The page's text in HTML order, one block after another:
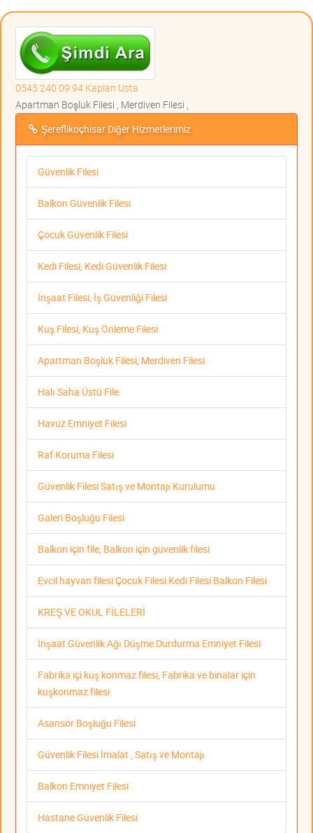
0545 240 09 94 Kaplan Usta
Apartman Boşluk Filesi , Merdiven Filesi ,
Şereflikoçhisar Diğer Hizmetlerimiz
Güvenlik Filesi
Balkon Güvenlik Filesi
Çocuk Güvenlik Filesi
Kedi Filesi, Kedi Güvenlik Filesi
İnşaat Filesi, İş Güvenliği Filesi
Kuş Filesi, Kuş Önleme Filesi
Apartman Boşluk Filesi, Merdiven Filesi
Halı Saha Üstü File
Havuz Emniyet Filesi
Raf Koruma Filesi
Güvenlik Filesi Satış ve Montajı Kurulumu
Galeri Boşluğu Filesi
Balkon için file, Balkon için güvenlik filesi
Evcil hayvan filesi Çocuk Filesi Kedi Filesi Balkon Filesi
KREŞ VE OKUL FİLELERİ
İnşaat Güvenlik Ağı Düşme Durdurma Emniyet Filesi
Fabrika içi kuş konmaz filesi, Fabrika ve binalar için
kuşkonmaz filesi
Asansör Boşluğu Filesi
Güvenlik Filesi İmalat , Satış ve Montajı
Balkon Emniyet Filesi
Hastane Güvenlik Filesi